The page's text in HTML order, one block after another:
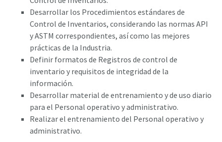
Desarrollar los Procedimientos estándares de
Control de Inventarios, considerando las normas API
y ASTM correspondientes, así como las mejores
prácticas de la Industria.
Definir formatos de Registros de control de
inventario y requisitos de integridad de la
información.
Desarrollar material de entrenamiento y de uso diario
para el Personal operativo y administrativo.
Realizar el entrenamiento del Personal operativo y
administrativo.